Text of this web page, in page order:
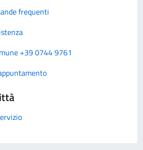
frequenti
+39 0744 9761